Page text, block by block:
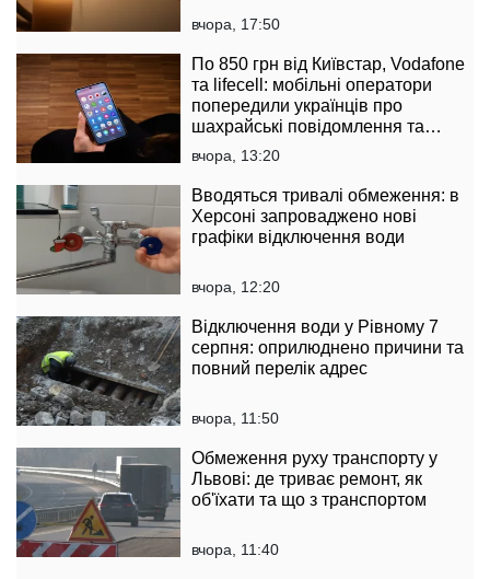
вчора, 17:50
По 850 грн від Київстар, Vodafone
та lifecell: мобільні оператори
попередили українців про
шахрайські повідомлення та
розповіли як їх розпізнати
вчора, 13:20
Вводяться тривалі обмеження: в
Херсоні запроваджено нові
графіки відключення води
вчора, 12:20
Відключення води у Рівному 7
серпня: оприлюднено причини та
повний перелік адрес
вчора, 11:50
Обмеження руху транспорту у
Львові: де триває ремонт, як
об'їхати та що з транспортом
вчора, 11:40